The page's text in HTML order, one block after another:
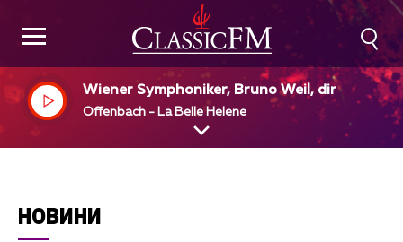
Wiener Symphoniker, Bruno Weil, dir
Offenbach - La Belle Helene
НОВИНИ